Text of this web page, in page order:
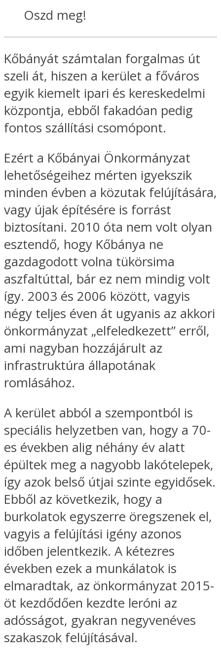
Oszd meg!
Kőbányát számtalan forgalmas út
szeli át, hiszen a kerület a főváros
egyik kiemelt ipari és kereskedelmi
központja, ebből fakadóan pedig
fontos szállítási csomópont.
Ezért a Kőbányai Önkormányzat
lehetőségeihez mérten igyekszik
minden évben a közutak felújítására,
vagy újak építésére is forrást
biztosítani. 2010 óta nem volt olyan
esztendő, hogy Kőbánya ne
gazdagodott volna tükörsima
aszfaltúttal, bár ez nem mindig volt
így. 2003 és 2006 között, vagyis
négy teljes éven át ugyanis az akkori
önkormányzat „elfeledkezett” erről,
ami nagyban hozzájárult az
infrastruktúra állapotának
romlásához.
A kerület abból a szempontból is
speciális helyzetben van, hogy a 70-
es években alig néhány év alatt
épültek meg a nagyobb lakótelepek,
így azok belső útjai szinte egyidősek.
Ebből az következik, hogy a
burkolatok egyszerre öregszenek el,
vagyis a felújítási igény azonos
időben jelentkezik. A kétezres
években ezek a munkálatok is
elmaradtak, az önkormányzat 2015-
öt kezdődően kezdte leróni az
adósságot, gyakran negyvenéves
szakaszok felújításával.